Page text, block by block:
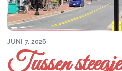
JUNI 7, 2026
Tussen